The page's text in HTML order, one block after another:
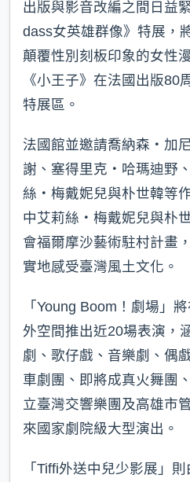
出版與影音改編之間日益
dass女英雄群像》特展，
顛覆性別刻板印象的女性
《小王子》在法國出版80
特展區。
法國館並邀請喬納森‧加
謝、塞得里克‧哈瑪迪野
絲‧梅戴妮兒與朴世韓等
中艾莉絲‧梅戴妮兒與朴
會福爾摩沙藝術駐村計畫
實地感受臺灣風土文化。
「Young Boom！劇場」
外空間推出近20場表演，
劇、歌仔戲、音樂劇、偶
車劇團、即將成真火舞團
立臺灣交響樂團及高雄市
來國家劇院級大型演出。
「Tiffi外送中兒少影展」